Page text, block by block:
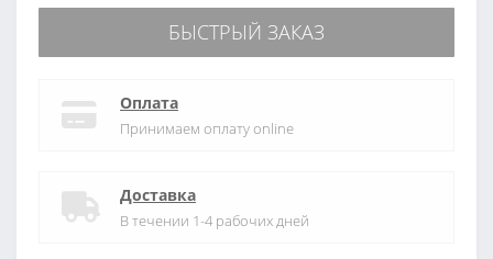
БЫСТРЫЙ ЗАКАЗ
Оплата
Принимаем оплату online
Доставка
В течении 1-4 рабочих дней